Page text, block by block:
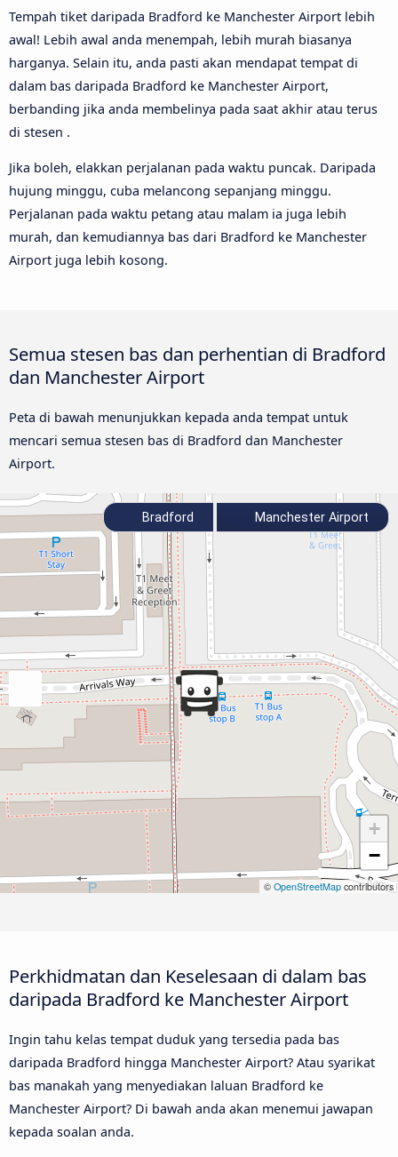
Tempah tiket daripada Bradford ke Manchester Airport lebih
awal! Lebih awal anda menempah, lebih murah biasanya
harganya. Selain itu, anda pasti akan mendapat tempat di
dalam bas daripada Bradford ke Manchester Airport,
berbanding jika anda membelinya pada saat akhir atau terus
di stesen .
Jika boleh, elakkan perjalanan pada waktu puncak. Daripada
hujung minggu, cuba melancong sepanjang minggu.
Perjalanan pada waktu petang atau malam ia juga lebih
murah, dan kemudiannya bas dari Bradford ke Manchester
Airport juga lebih kosong.
Semua stesen bas dan perhentian di Bradford
dan Manchester Airport
Peta di bawah menunjukkan kepada anda tempat untuk
mencari semua stesen bas di Bradford dan Manchester
Airport.
+
−
© OpenStreetMap contributors
Bradford Manchester Airport
Perkhidmatan dan Keselesaan di dalam bas
daripada Bradford ke Manchester Airport
Ingin tahu kelas tempat duduk yang tersedia pada bas
daripada Bradford hingga Manchester Airport? Atau syarikat
bas manakah yang menyediakan laluan Bradford ke
Manchester Airport? Di bawah anda akan menemui jawapan
kepada soalan anda.